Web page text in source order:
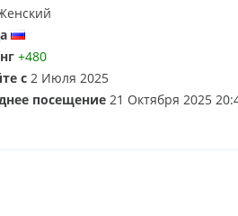
+480
с 2 Июля 2025
посещение 21 Октября 2025